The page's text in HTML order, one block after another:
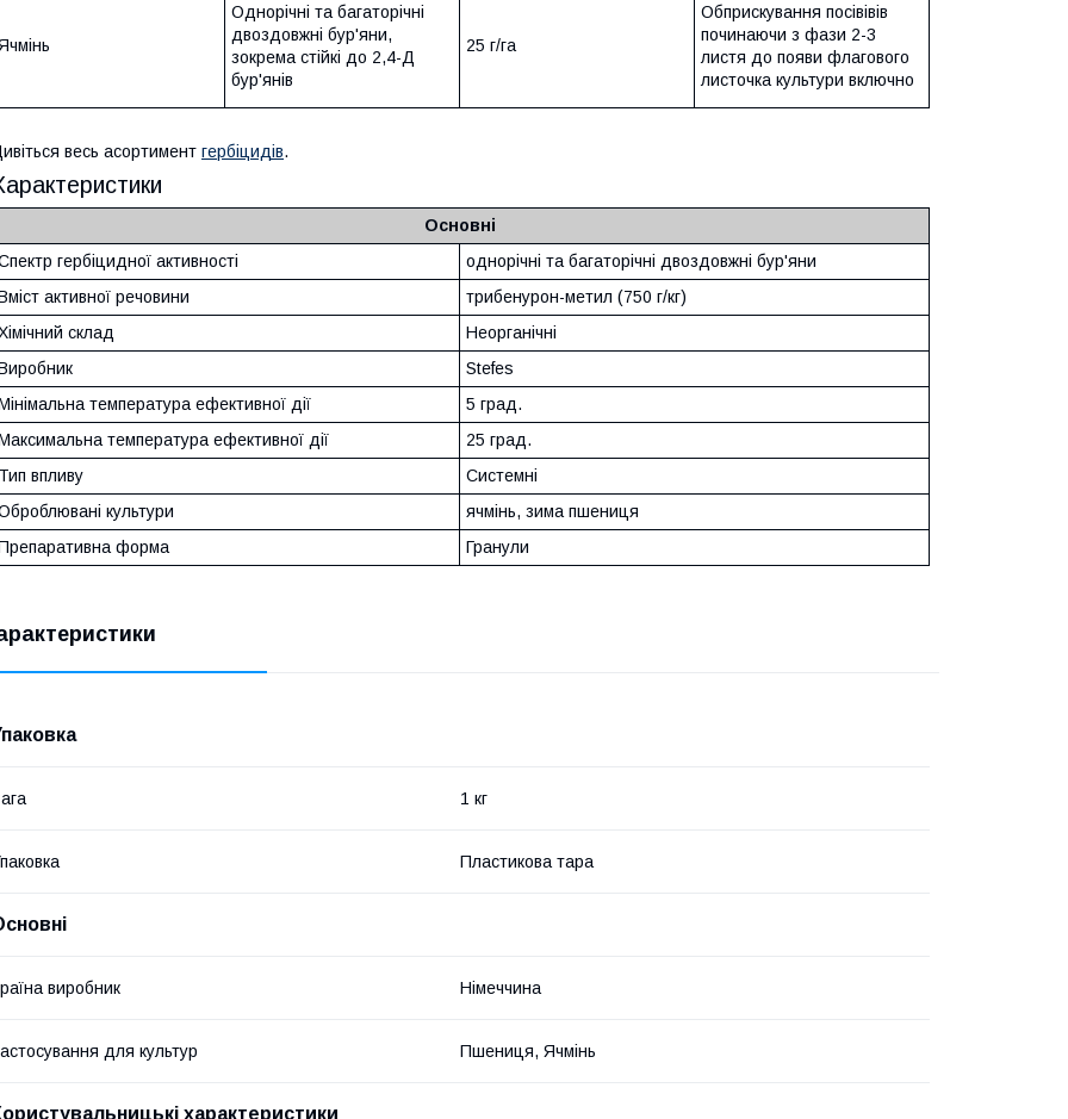
Однорічні та багаторічні
двоздовжні бур'яни,
зокрема стійкі до 2,4-Д
бур'янів
25 г/га
Обприскування посівівів
починаючи з фази 2-3
листя до появи флагового
листочка культури включно
весь асортимент гербіцидів.
Основні
гербіцидної активності
однорічні та багаторічні двоздовжні бур'яни
активної речовини
трибенурон-метил (750 г/кг)
склад
Неорганічні
Stefes
температура ефективної дії
5 град.
температура ефективної дії
25 град.
впливу
Системні
культури
ячмінь, зима пшениця
форма
Гранули
1 кг
Пластикова тара
виробник Німеччина
для культур Пшениця, Ячмінь
характеристики